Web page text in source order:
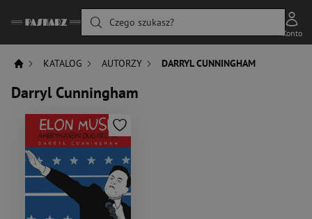
Czego szukasz?
Konto
KATALOG AUTORZY DARRYL CUNNINGHAM
Darryl Cunningham